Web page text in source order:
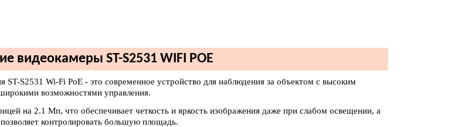
видеокамеры ST-S2531 WIFI POE
ST-S2531 Wi-Fi PoE - это современное устройство для наблюдения за объектом с высоким
возможностями управления.
на 2.1 Мп, что обеспечивает четкость и яркость изображения даже при слабом освещении, а
контролировать большую площадь.